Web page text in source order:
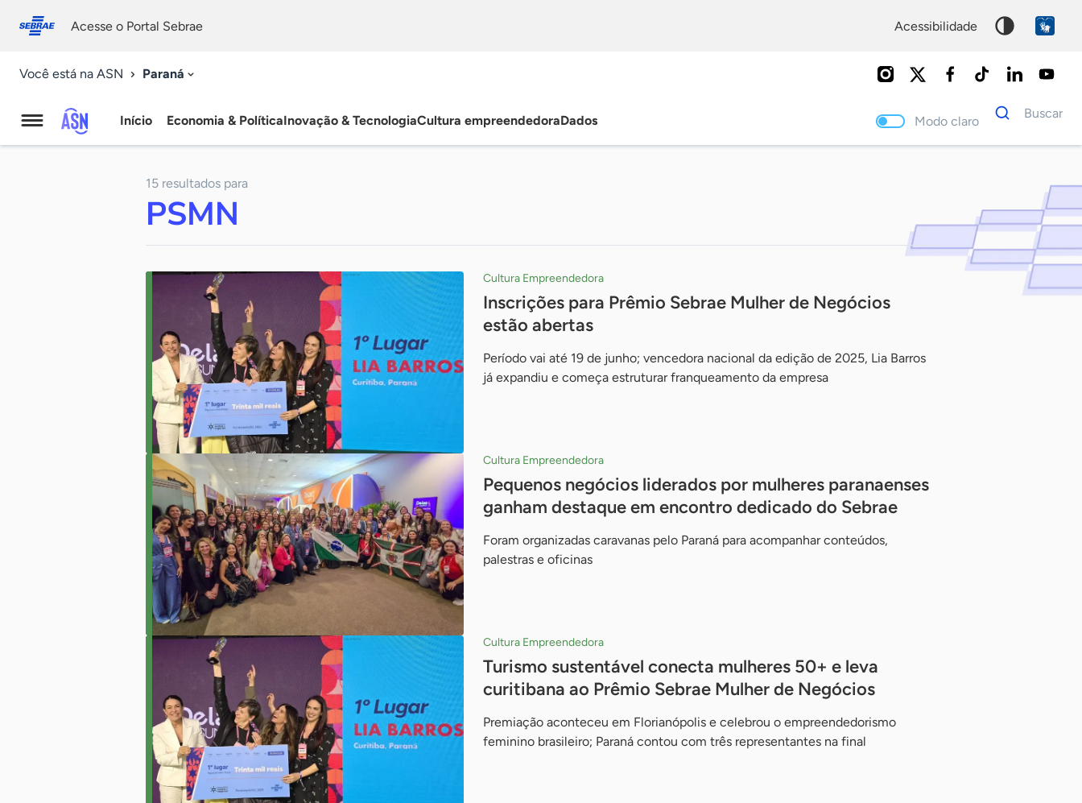
conosco
Acesse o Portal Sebrae acessibilidade
Você está na ASN Paraná
Agência
Notícias
Início Economia & PolíticaInovação & TecnologiaCultura empreendedoraDados Modo claro
Dados
para
Buscar
15 resultados para
PSMN
Cultura Empreendedora
Inscrições para Prêmio Sebrae Mulher de Negócios
estão abertas
Período vai até 19 de junho; vencedora nacional da edição de 2025, Lia Barros
já expandiu e começa estruturar franqueamento da empresa
Cultura Empreendedora
Pequenos negócios liderados por mulheres paranaenses
ganham destaque em encontro dedicado do Sebrae
Foram organizadas caravanas pelo Paraná para acompanhar conteúdos,
palestras e oficinas
Cultura Empreendedora
Turismo sustentável conecta mulheres 50+ e leva
curitibana ao Prêmio Sebrae Mulher de Negócios
Premiação aconteceu em Florianópolis e celebrou o empreendedorismo
feminino brasileiro; Paraná contou com três representantes na final